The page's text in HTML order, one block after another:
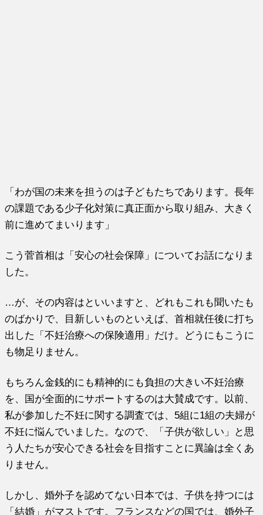
「わが国の未来を担うのは子どもたちであります。長年
の課題である少子化対策に真正面から取り組み、大きく
前に進めてまいります」
こう菅首相は「安心の社会保障」についてお話になりま
した。
…が、その内容はといいますと、どれもこれも聞いたも
のばかりで、目新しいものといえば、首相就任後に打ち
出した「不妊治療への保険適用」だけ。どうにもこうに
も物足りません。
もちろん金銭的にも精神的にも負担の大きい不妊治療
を、国が全面的にサポートするのは大賛成です。以前、
私が参加した不妊に関する調査では、5組に1組の夫婦が
不妊に悩んでいました。なので、「子供が欲しい」と思
う人たちが安心できる社会を目指すことに異論は全くあ
りません。
しかし、婚外子を認めてない日本では、子供を持つには
「結婚」がマストです。フランスなどの国では、婚外子